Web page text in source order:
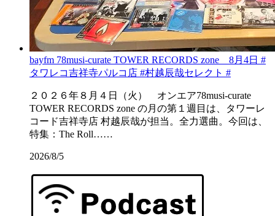
bayfm 78musi-curate TOWER RECORDS zone 8月4日 #
タワレコ吉祥寺パルコ店 #村越辰哉セレクト #
２０２６年８月４日（火） オンエア78musi-curate
TOWER RECORDS zone の月の第１週目は、タワーレ
コード吉祥寺店 村越辰哉が担当。全力選曲。今回は、
特集：The Roll……
2026/8/5